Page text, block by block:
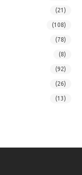
(21)
(108)
(78)
(8)
(92)
(26)
(13)